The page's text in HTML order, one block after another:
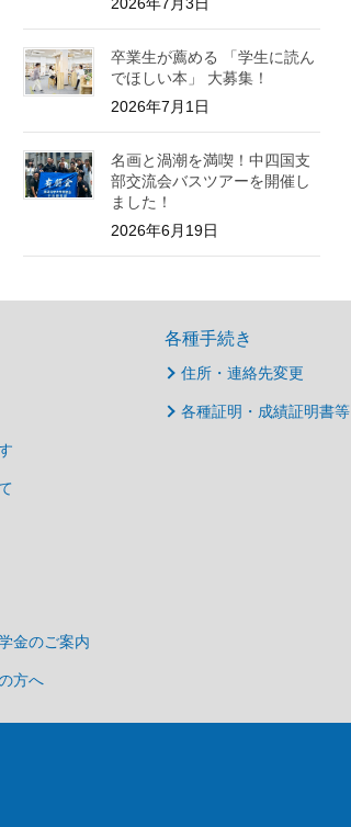
卒業生が薦める 「学生に読ん
でほしい本」 大募集！
2026年7月1日
名画と渦潮を満喫！中四国支
部交流会バスツアーを開催し
ました！
2026年6月19日
金のご案内
方へ
各種手続き
住所・連絡先変更
各種証明・成績証明書等